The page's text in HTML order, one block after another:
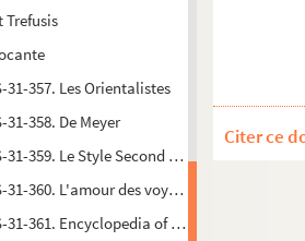
Trefusis
31-357. Les Orientalistes
31-358. De Meyer
31-359. Le Style Second Empire. Le Style
31-360. L'amour des voyages au XIXe siècle
31-361. Encyclopedia of decorative arts,
Citer ce